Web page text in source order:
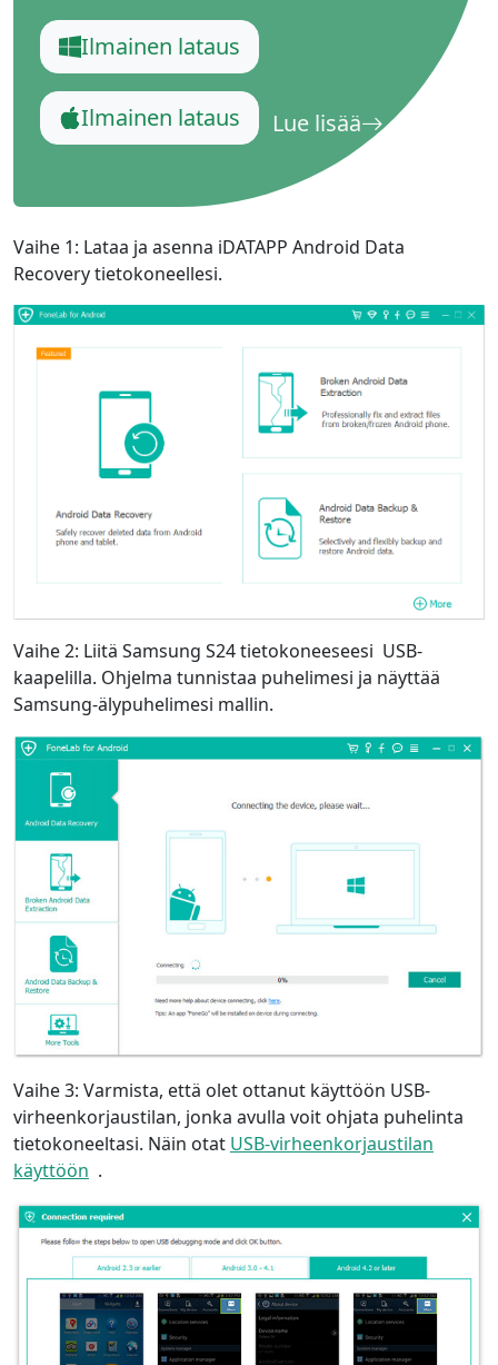
Ilmainen lataus
Ilmainen lataus Lue lisää
Vaihe 1: Lataa ja asenna iDATAPP Android Data
Recovery tietokoneellesi.
Vaihe 2: Liitä Samsung S24 tietokoneeseesi USB-
kaapelilla. Ohjelma tunnistaa puhelimesi ja näyttää
Samsung-älypuhelimesi mallin.
Vaihe 3: Varmista, että olet ottanut käyttöön USB-
virheenkorjaustilan, jonka avulla voit ohjata puhelinta
tietokoneeltasi. Näin otat USB-virheenkorjaustilan
käyttöön .
русский
हिंदी
Bahasa Melayu
ไทย
한국어
Română
Polskie
繁體中文